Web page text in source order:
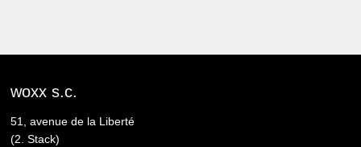
woxx s.c.
51, avenue de la Liberté
(2. Stack)